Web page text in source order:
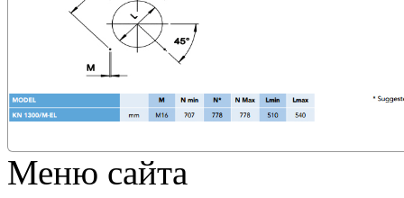
Меню сайта